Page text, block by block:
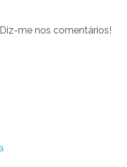
me nos comentários!